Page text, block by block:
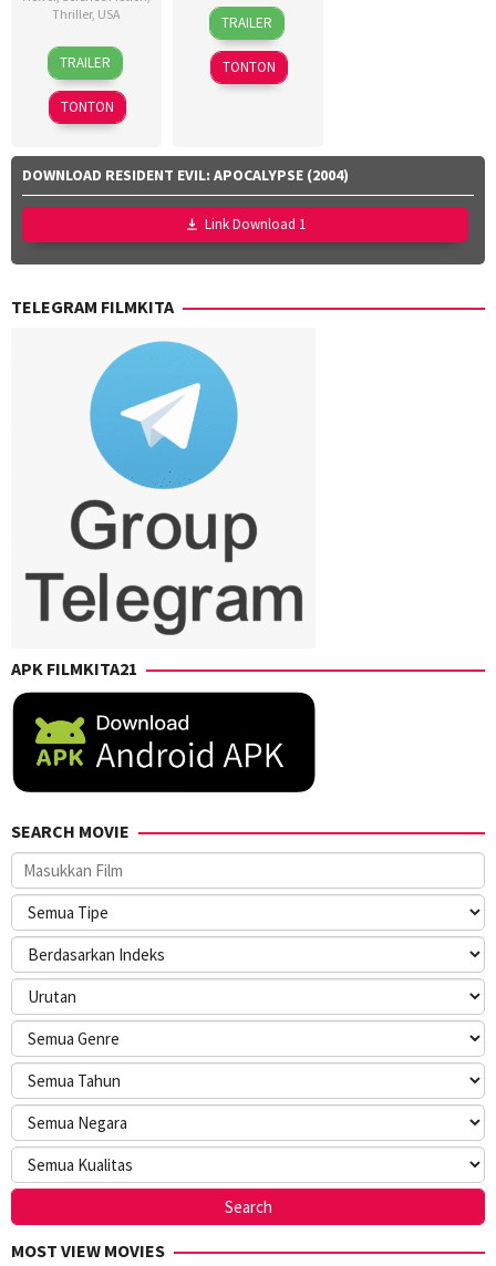
Thriller, USA
6
Aug
2026
Andy
Madden
Ben
Howard
Butler,
Laura
Jackson,
Louis
Leterrier,
Marrieges
TRAILER
TONTON
24
Jun
2026
Yeom
Ji-
ho
TRAILER
TONTON
DOWNLOAD RESIDENT EVIL: APOCALYPSE (2004)
Link Download 1
TELEGRAM FILMKITA
APK FILMKITA21
SEARCH MOVIE
MOST VIEW MOVIES